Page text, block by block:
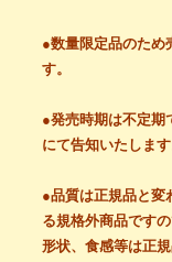
●数量限定品のため
す。
●発売時期は不定期
にて告知いたします
●品質は正規品と変
る規格外商品ですの
形状、食感等は正